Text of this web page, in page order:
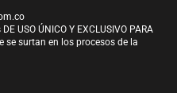
USO ÚNICO Y EXCLUSIVO PARA
se surtan en los procesos de la